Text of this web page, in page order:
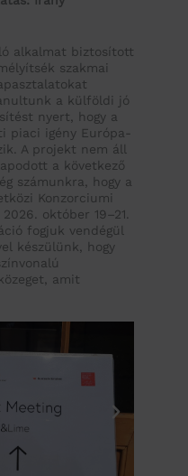
alkalmat biztosított
szakmai
a külföldi jó
nyert, hogy a
piaci igény Európa-
A projekt nem áll
a következő
számunkra, hogy a
Konzorciumi
október 19–21.
fogjuk vendégül
készülünk, hogy
amit